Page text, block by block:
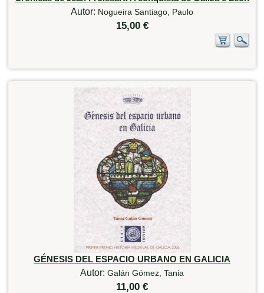
Autor: Nogueira Santiago, Paulo
15,00 €
GÉNESIS DEL ESPACIO URBANO EN GALICIA
Autor: Galán Gómez, Tania
11,00 €